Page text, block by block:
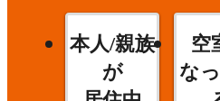
本人/親族
が
空
な